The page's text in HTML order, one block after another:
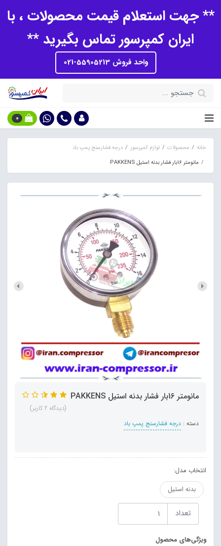
** جهت استعلام قیمت محصولات ، با
ایران کمپرسور تماس بگیرید **
واحد فروش 55905213-021
0
خانه محصولات لوازم کمپرسور
درجه فشارسنج پمپ باد
مانومتر 16بار فشار بدنه استیل PAKKENS
مانومتر 16بار فشار بدنه استیل PAKKENS
دسته : درجه فشارسنج پمپ باد
(دیدگاه 2 کاربر)
انتخاب مدل:
بدنه استیل
تعداد
ویژگی‌های محصول